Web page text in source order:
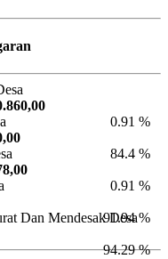
0.91 %
84.4 %
0.91 %
91.94 %
Dan Mendesak Desa
94.29 %